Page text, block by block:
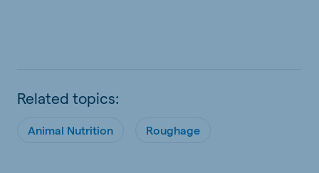
Related topics:
Animal Nutrition Roughage